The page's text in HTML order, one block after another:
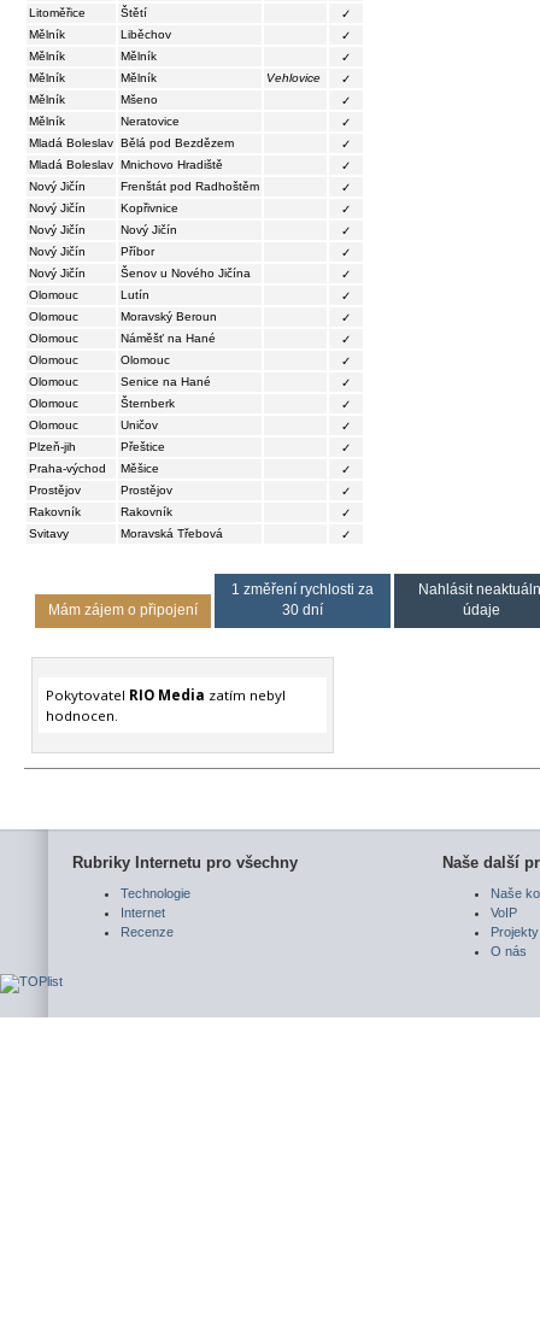
Litoměřice
Štětí
✓
Mělník
Liběchov
✓
Mělník
Mělník
✓
Mělník
Mělník Vehlovice
✓
Mělník
Mšeno
✓
Mělník
Neratovice
✓
Mladá Boleslav Bělá pod Bezdězem
✓
Mladá Boleslav Mnichovo Hradiště
✓
Nový Jičín
Frenštát pod Radhoštěm
✓
Nový Jičín
Kopřivnice
✓
Nový Jičín
Nový Jičín
✓
Nový Jičín
Příbor
✓
Nový Jičín
Šenov u Nového Jičína
✓
Olomouc
Lutín
✓
Olomouc
Moravský Beroun
✓
Olomouc
Náměšť na Hané
✓
Olomouc
Olomouc
✓
Olomouc
Senice na Hané
✓
Olomouc
Šternberk
✓
Olomouc
Uničov
✓
Plzeň-jih
Přeštice
✓
Praha-východ
Měšice
✓
Prostějov
Prostějov
✓
Rakovník
Rakovník
✓
Svitavy
Moravská Třebová ✓
Mám zájem o připojení
1 změření rychlosti za
30 dní
Nahlásit
údaje
Pokytovatel RIO Media zatím nebyl
hodnocen.
Rubriky Internetu pro všechny
Technologie
Internet
Recenze
Naše další
Naše
VoIP
Projekty
O nás